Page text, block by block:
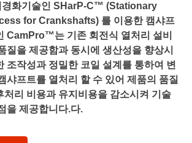
경화기술인 SHarP-C™ (Stationary
for Crankshafts) 를 이용한 캠샤프
CamPro™는 기존 회전식 열처리 설비
질을 제공함과 동시에 생산성을 향상시
조작성과 정밀한 코일 설계를 통하여 변
샤프트를 열처리 할 수 있어 제품의 품질
처리 비용과 유지비용을 감소시켜 기술
을 제공합니다.다.